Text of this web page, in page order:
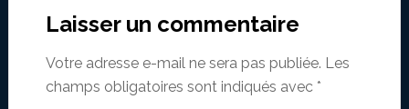
Interactions
Laisser un commentaire
Votre adresse e-mail ne sera pas publiée. Les
champs obligatoires sont indiqués avec *